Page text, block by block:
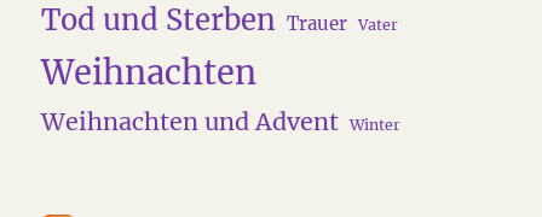
Tod und Sterben Trauer Vater
Weihnachten
Weihnachten und Advent Winter